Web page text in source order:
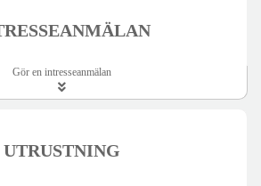
Gör en intresseanmälan
UTRUSTNING